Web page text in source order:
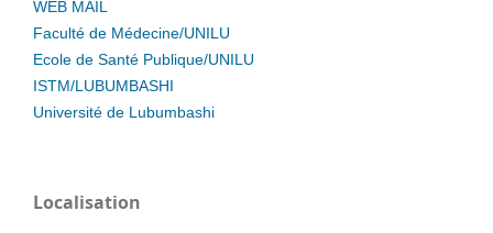
WEB MAIL
Faculté de Médecine/UNILU
Ecole de Santé Publique/UNILU
ISTM/LUBUMBASHI
Université de Lubumbashi
Localisation